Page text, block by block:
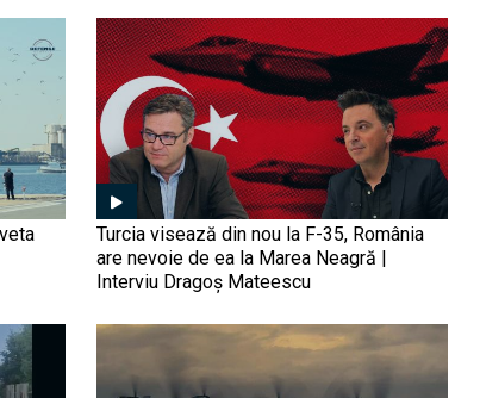
Turcia visează din nou la F-35, România
are nevoie de ea la Marea Neagră |
Interviu Dragoș Mateescu